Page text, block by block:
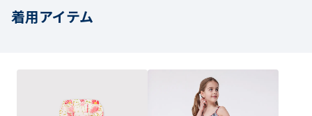
着用アイテム